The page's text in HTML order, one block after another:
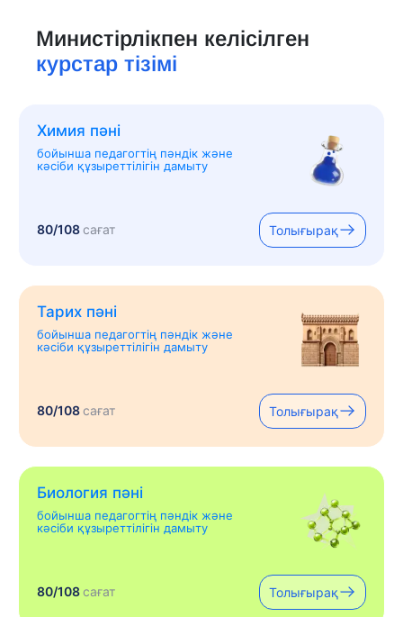
Министірлікпен келісілген
курстар тізімі
Химия пәні
бойынша педагогтің пәндік және
кәсіби құзыреттілігін дамыту
80/108сағат Толығырақ
Тарих пәні
бойынша педагогтің пәндік және
кәсіби құзыреттілігін дамыту
80/108сағат Толығырақ
Биология пәні
бойынша педагогтің пәндік және
кәсіби құзыреттілігін дамыту
80/108сағат Толығырақ